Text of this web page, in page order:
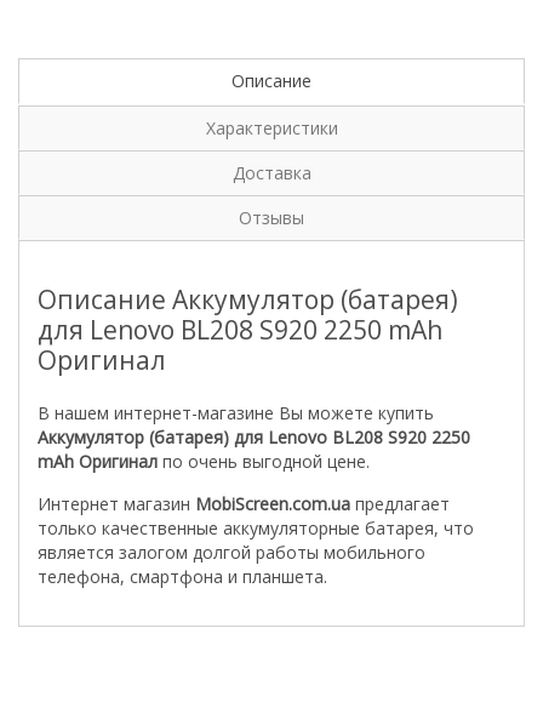
Описание
Характеристики
Доставка
Отзывы
Описание Аккумулятор (батарея)
для Lenovo BL208 S920 2250 mAh
Оригинал
В нашем интернет-магазине Вы можете купить
Аккумулятор (батарея) для Lenovo BL208 S920 2250
mAh Оригинал по очень выгодной цене.
Интернет магазин MobiScreen.com.ua предлагает
только качественные аккумуляторные батарея, что
является залогом долгой работы мобильного
телефона, смартфона и планшета.